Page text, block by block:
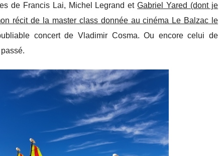
de Francis Lai, Michel Legrand etGabriel Yared (dont je
récit de la master class donnée au cinéma Le Balzac le
concert de Vladimir Cosma. Ou encore celui de